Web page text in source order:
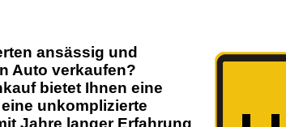
ansässig und
Auto verkaufen?
bietet Ihnen eine
unkomplizierte
Jahre langer Erfahrung